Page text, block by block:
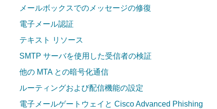
メールボックスでのメッセージの修復
電子メール認証
テキスト リソース
SMTP サーバを使用した受信者の検証
他の MTA との暗号化通信
ルーティングおよび配信機能の設定
電子メールゲートウェイと Cisco Advanced Phishing